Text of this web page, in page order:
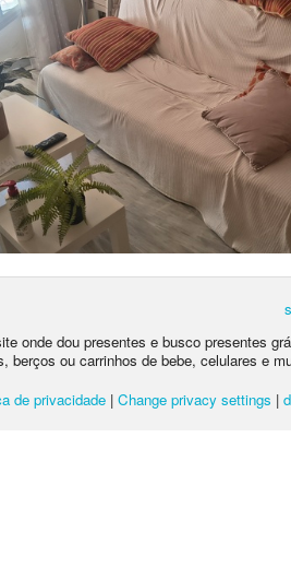
onde dou presentes e busco presentes
berços ou carrinhos de bebe, celulares e
de privacidade | Change privacy settings |